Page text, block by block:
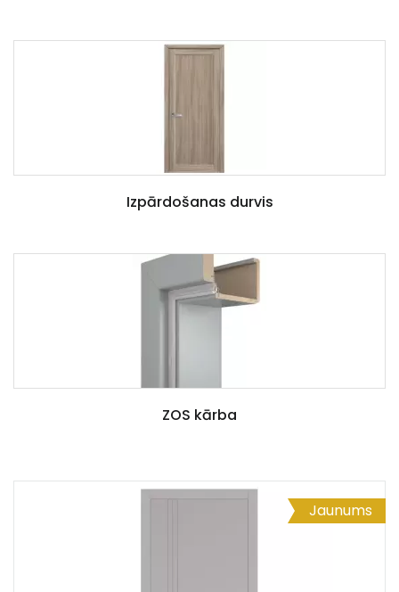
Izpārdošanas durvis
ZOS kārba
Jaunums